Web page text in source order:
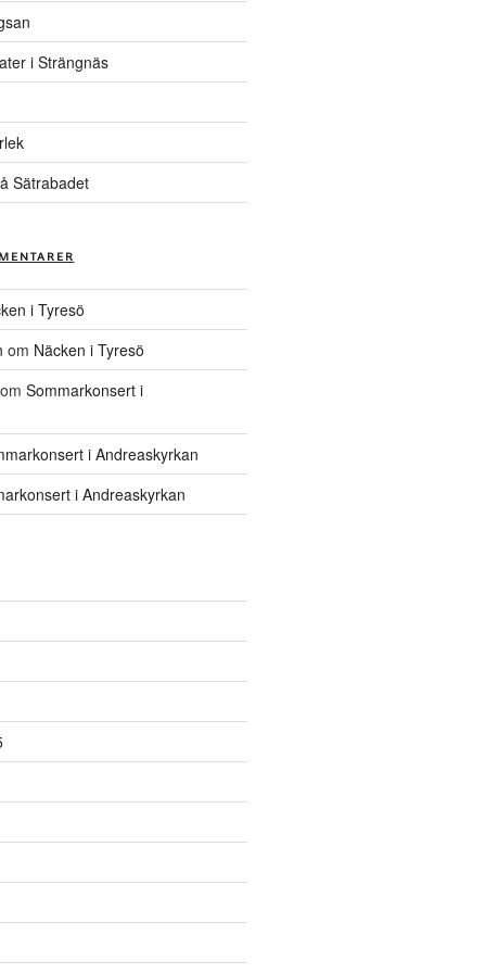
i Strängnäs
Sätrabadet
i Tyresö
om Näcken i Tyresö
Sommarkonsert i
i Andreaskyrkan
i Andreaskyrkan